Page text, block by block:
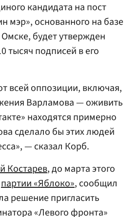
кандидата на пост
мэр», основанного на базе
будет утвержден
тысяч подписей в его
всей оппозиции, включая,
Варламова — оживить
находятся примерно
сделало бы этих людей
— сказал Корб.
Костарев, до марта этого
партии «Яблоко», сообщил
решение пригласить
«Левого фронта»